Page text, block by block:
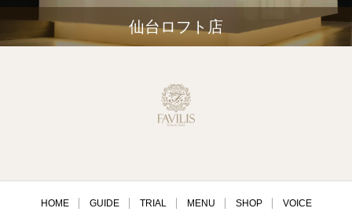
仙台ロフト店
HOME GUIDE TRIAL MENU SHOP VOICE